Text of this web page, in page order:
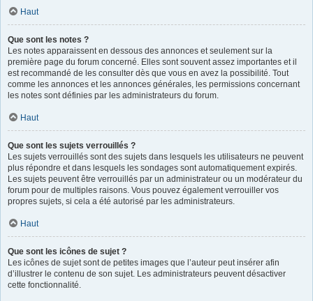
Haut
Que sont les notes ?
Les notes apparaissent en dessous des annonces et seulement sur la
première page du forum concerné. Elles sont souvent assez importantes et il
est recommandé de les consulter dès que vous en avez la possibilité. Tout
comme les annonces et les annonces générales, les permissions concernant
les notes sont définies par les administrateurs du forum.
Haut
Que sont les sujets verrouillés ?
Les sujets verrouillés sont des sujets dans lesquels les utilisateurs ne peuvent
plus répondre et dans lesquels les sondages sont automatiquement expirés.
Les sujets peuvent être verrouillés par un administrateur ou un modérateur du
forum pour de multiples raisons. Vous pouvez également verrouiller vos
propres sujets, si cela a été autorisé par les administrateurs.
Haut
Que sont les icônes de sujet ?
Les icônes de sujet sont de petites images que l’auteur peut insérer afin
d’illustrer le contenu de son sujet. Les administrateurs peuvent désactiver
cette fonctionnalité.